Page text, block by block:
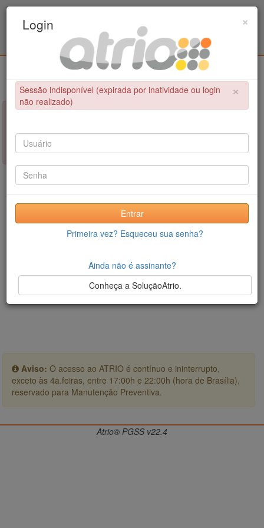
Civil / UPE
×
NÃO FOI POSSÍVEL CONCLUIR A OPERAÇÃO
Sessão indisponível (expirada por inatividade ou login não
realizado)
Aviso: O acesso ao ATRIO é contínuo e ininterrupto,
exceto às 4a.feiras, entre 17:00h e 22:00h (hora de Brasília),
reservado para Manutenção Preventiva.
×
Login
×
Sessão indisponível (expirada por inatividade ou login
não realizado)
Entrar
Primeira vez? Esqueceu sua senha?
Ainda não é assinante?
Conheça a SoluçãoAtrio.
Atrio® PGSS v22.4